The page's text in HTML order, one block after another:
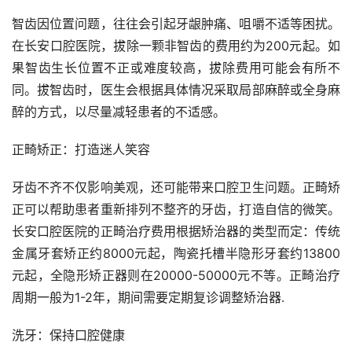
智齿因位置问题，往往会引起牙龈肿痛、咀嚼不适等困扰。
在长安口腔医院，拔除一颗非智齿的费用约为200元起。如
果智齿生长位置不正或难度较高，拔除费用可能会有所不
同。拔智齿时，医生会根据具体情况采取局部麻醉或全身麻
醉的方式，以尽量减轻患者的不适感。
正畸矫正：打造迷人笑容
牙齿不齐不仅影响美观，还可能带来口腔卫生问题。正畸矫
正可以帮助患者重新排列不整齐的牙齿，打造自信的微笑。
长安口腔医院的正畸治疗费用根据矫治器的类型而定：传统
金属牙套矫正约8000元起，陶瓷托槽半隐形牙套约13800
元起，全隐形矫正器则在20000-50000元不等。正畸治疗
周期一般为1-2年，期间需要定期复诊调整矫治器.
洗牙：保持口腔健康